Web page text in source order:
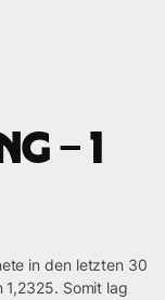
– 1
in den letzten 30
1,2325. Somit lag